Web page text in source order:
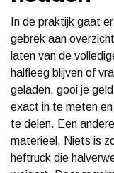
In de praktijk gaat
gebrek aan
laten van de
halfleeg blijven of
geladen, gooi je
exact in te meten
te delen. Een
materieel. Niets is
heftruck die